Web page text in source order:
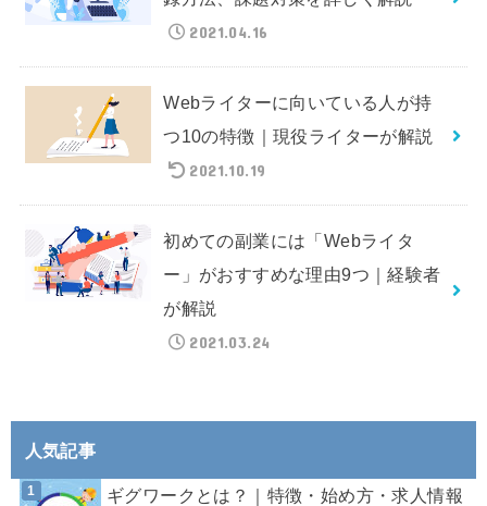
2021.04.16
Webライターに向いている人が持
つ10の特徴｜現役ライターが解説
2021.10.19
初めての副業には「Webライタ
ー」がおすすめな理由9つ｜経験者
が解説
2021.03.24
人気記事
ギグワークとは？｜特徴・始め方・求人情報